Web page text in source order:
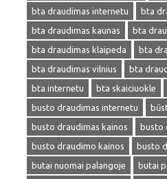
bta draudimas internetu
bta
bta draudimas kaunas
bta
bta draudimas klaipeda
bta
bta draudimas vilnius
bta
bta internetu
bta skaiciuokle
busto draudimas internetu
busto draudimas kainos
busto
busto draudimo kainos
busto
butai nuomai palangoje
butai